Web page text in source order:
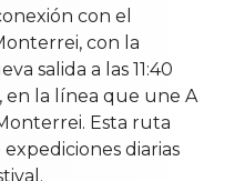
con el
con la
salida a las 11:40
en la línea que une A
Esta ruta
diarias